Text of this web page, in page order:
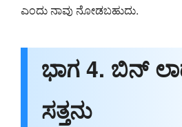
ಎಂದು ನಾವು ನೋಡಬಹುದು.
ಭಾಗ 4. ಬಿನ್
ಸತ್ತನು